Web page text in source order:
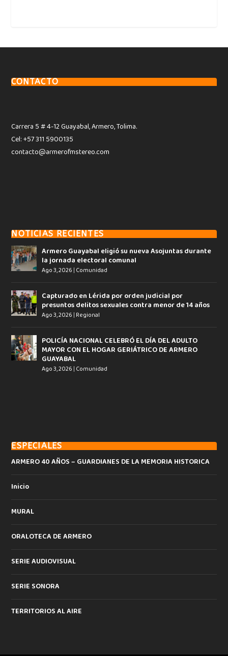
CONTACTO
Carrera 5 # 4-12 Guayabal, Armero, Tolima.
Cel: +57 311 5900135
contacto@armerofmstereo.com
NOTICIAS RECIENTES
Armero Guayabal eligió su nueva Asojuntas durante
la jornada electoral comunal
Ago 3, 2026 | Comunidad
Capturado en Lérida por orden judicial por
presuntos delitos sexuales contra menor de 14 años
Ago 3, 2026 | Regional
POLICÍA NACIONAL CELEBRÓ EL DÍA DEL ADULTO
MAYOR CON EL HOGAR GERIÁTRICO DE ARMERO
GUAYABAL
Ago 3, 2026 | Comunidad
ESPECIALES
ARMERO 40 AÑOS – GUARDIANES DE LA MEMORIA HISTORICA
Inicio
MURAL
ORALOTECA DE ARMERO
SERIE AUDIOVISUAL
SERIE SONORA
TERRITORIOS AL AIRE